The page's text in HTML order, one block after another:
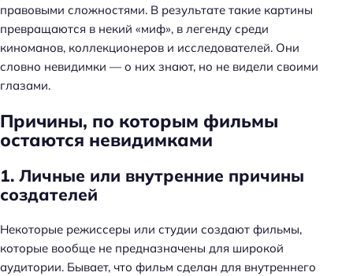
правовыми сложностями. В результате такие картины
превращаются в некий «миф», в легенду среди
киноманов, коллекционеров и исследователей. Они
словно невидимки — о них знают, но не видели своими
глазами.
Причины, по которым фильмы
остаются невидимками
1. Личные или внутренние причины
создателей
Некоторые режиссеры или студии создают фильмы,
которые вообще не предназначены для широкой
аудитории. Бывает, что фильм сделан для внутреннего